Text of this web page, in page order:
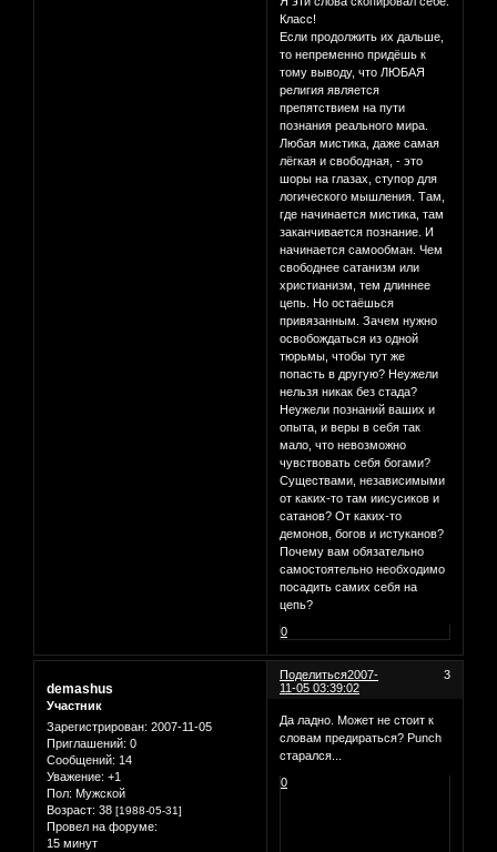
Класс!
Если продолжить их дальше,
то непременно придёшь к
тому выводу, что ЛЮБАЯ
религия является
препятствием на пути
познания реального мира.
Любая мистика, даже самая
лёгкая и свободная, - это
шоры на глазах, ступор для
логического мышления. Там,
где начинается мистика, там
заканчивается познание. И
начинается самообман. Чем
свободнее сатанизм или
христианизм, тем длиннее
цепь. Но остаёшься
привязанным. Зачем нужно
освобождаться из одной
тюрьмы, чтобы тут же
попасть в другую? Неужели
нельзя никак без стада?
Неужели познаний ваших и
опыта, и веры в себя так
мало, что невозможно
чувствовать себя богами?
Существами, независимыми
от каких-то там иисусиков и
сатанов? От каких-то
демонов, богов и истуканов?
Почему вам обязательно
самостоятельно необходимо
посадить самих себя на
цепь?
0
Поделиться 3
2007-
11-05 03:39:02
demashus
Участник
Зарегистрирован: 2007-11-05
Приглашений: 0
Сообщений: 14
Уважение: +1
Пол: Мужской
Возраст: 38 [1988-05-31]
Провел на форуме:
15 минут
Да ладно. Может не стоит к
словам предираться? Punch
старался...
0